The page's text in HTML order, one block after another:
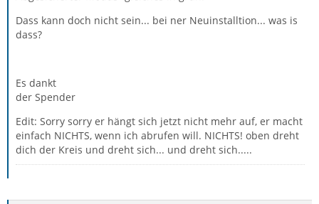
Dass kann doch nicht sein... bei ner Neuinstalltion... was is
dass?
Es dankt
der Spender
Edit: Sorry sorry er hängt sich jetzt nicht mehr auf, er macht
einfach NICHTS, wenn ich abrufen will. NICHTS! oben dreht
dich der Kreis und dreht sich... und dreht sich.....